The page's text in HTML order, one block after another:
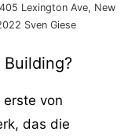
Lexington Ave, New
Sven Giese
erste von
das die